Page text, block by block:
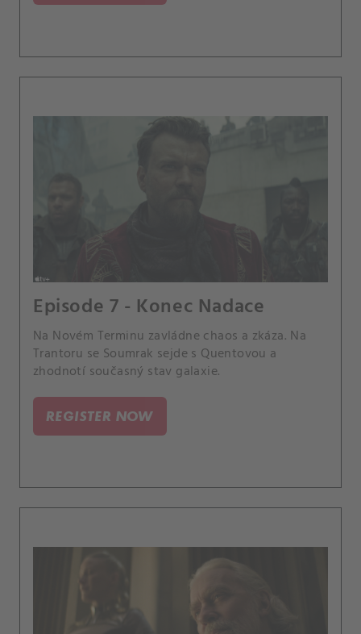
Episode 7 - Konec Nadace
Na Novém Terminu zavládne chaos a zkáza. Na
Trantoru se Soumrak sejde s Quentovou a
zhodnotí současný stav galaxie.
REGISTER NOW